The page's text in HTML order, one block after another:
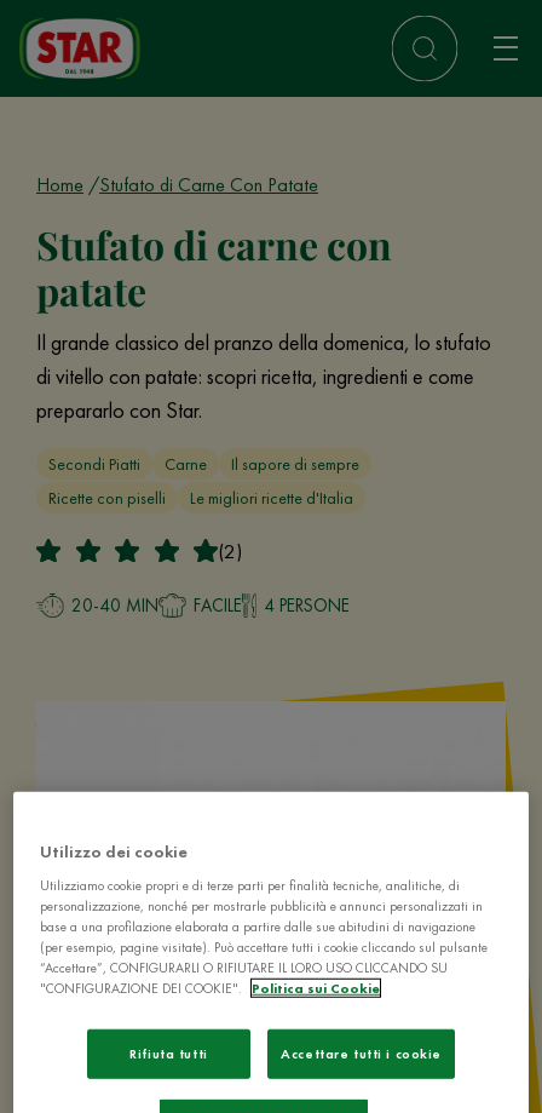
Home Stufato di Carne Con Patate
Stufato di carne con
patate
Il grande classico del pranzo della domenica, lo stufato
di vitello con patate: scopri ricetta, ingredienti e come
prepararlo con Star.
Secondi Piatti Carne
Il sapore di sempre
Ricette con piselli
Le migliori ricette d'Italia
(2)
20-40 MIN FACILE 4 PERSONE
Utilizzo dei cookie
Utilizziamo cookie propri e di terze parti per finalità tecniche, analitiche, di
personalizzazione, nonché per mostrarle pubblicità e annunci personalizzati in
base a una profilazione elaborata a partire dalle sue abitudini di navigazione
(per esempio, pagine visitate). Può accettare tutti i cookie cliccando sul pulsante
“Accettare”, CONFIGURARLI O RIFIUTARE IL LORO USO CLICCANDO SU
"CONFIGURAZIONE DEI COOKIE".
Politica sui Cookie
Rifiuta tutti Accettare tutti i cookie